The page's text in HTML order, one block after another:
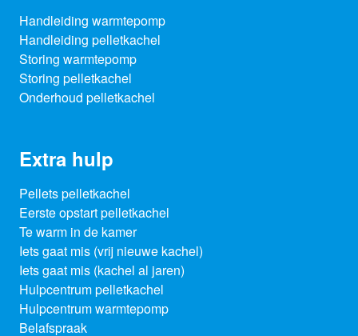
Handleiding warmtepomp
Handleiding pelletkachel
Storing warmtepomp
Storing pelletkachel
Onderhoud pelletkachel
Extra hulp
Pellets pelletkachel
Eerste opstart pelletkachel
Te warm in de kamer
Iets gaat mis (vrij nieuwe kachel)
Iets gaat mis (kachel al jaren)
Hulpcentrum pelletkachel
Hulpcentrum warmtepomp
Belafspraak